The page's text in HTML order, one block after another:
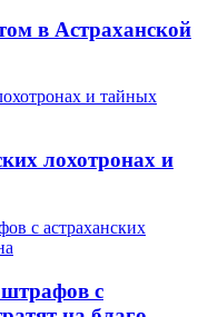
в Астраханской
лохотронах и
с